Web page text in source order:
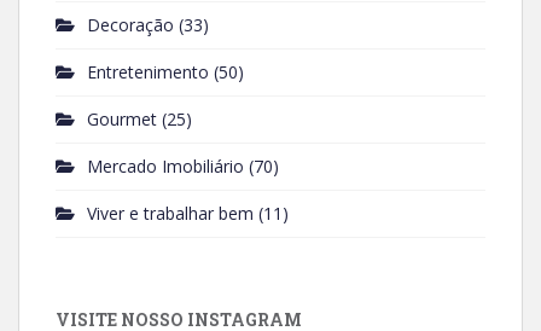
Decoração (33)
Entretenimento (50)
Gourmet (25)
Mercado Imobiliário (70)
Viver e trabalhar bem (11)
VISITE NOSSO INSTAGRAM